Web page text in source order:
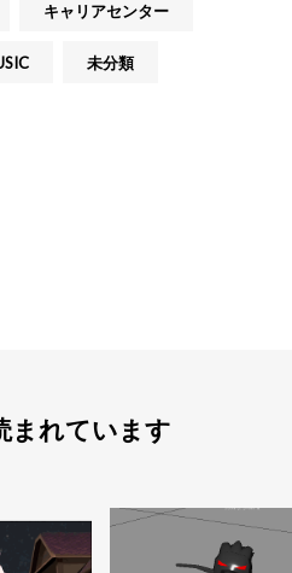
キャリアセンター
未分類
まれています